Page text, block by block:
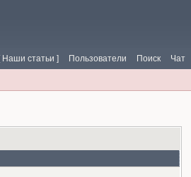
Чат
Поиск
Пользователи
[ Наши статьи ]